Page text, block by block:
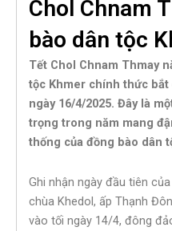
Chol Chnam
bào dân tộc
Tết Chol Chnam Thmay
tộc Khmer chính thức
ngày 16/4/2025. Đây là
trọng trong năm mang
thống của đồng bào dân
Ghi nhận ngày đầu tiên
chùa Khedol, ấp Thạnh
vào tối ngày 14/4, đông